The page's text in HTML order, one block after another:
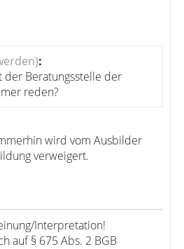
:
der Beratungsstelle der
reden?
wird vom Ausbilder
verweigert.
Interpretation!
auf § 675 Abs. 2 BGB